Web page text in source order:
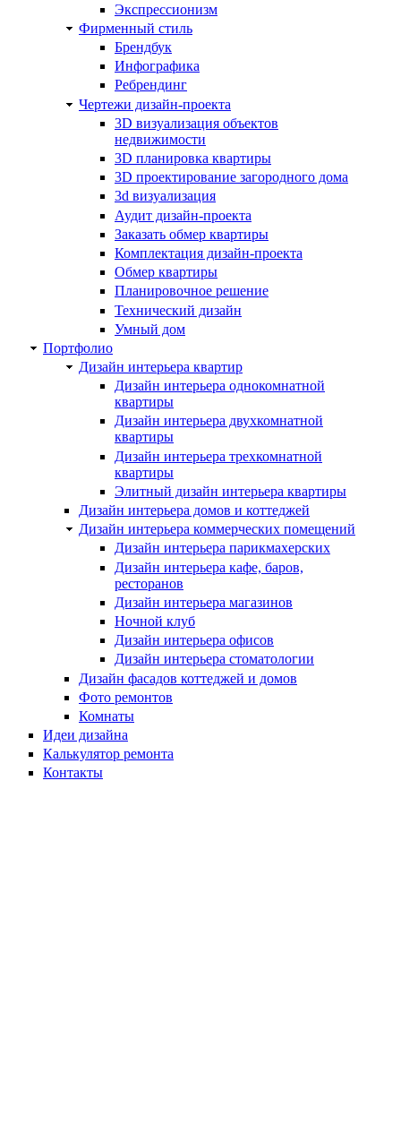
Экспрессионизм
Фирменный стиль
Брендбук
Инфографика
Ребрендинг
Чертежи дизайн-проекта
3D визуализация объектов
недвижимости
3D планировка квартиры
3D проектирование загородного дома
3d визуализация
Аудит дизайн-проекта
Заказать обмер квартиры
Комплектация дизайн-проекта
Обмер квартиры
Планировочное решение
Технический дизайн
Умный дом
Портфолио
Дизайн интерьера квартир
Дизайн интерьера однокомнатной
квартиры
Дизайн интерьера двухкомнатной
квартиры
Дизайн интерьера трехкомнатной
квартиры
Элитный дизайн интерьера квартиры
Дизайн интерьера домов и коттеджей
Дизайн интерьера коммерческих помещений
Дизайн интерьера парикмахерских
Дизайн интерьера кафе, баров,
ресторанов
Дизайн интерьера магазинов
Ночной клуб
Дизайн интерьера офисов
Дизайн интерьера стоматологии
Дизайн фасадов коттеджей и домов
Фото ремонтов
Комнаты
Идеи дизайна
Калькулятор ремонта
Контакты